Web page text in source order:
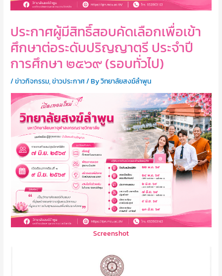
ประกาศผู้มีสิทธิ์สอบคัดเลือกเพื่อเข้า
ศึกษาต่อระดับปริญญาตรี ประจำปี
การศึกษา ๒๕๖๙ (รอบทั่วไป)
/ข่าวกิจกรรม,ข่าวประกาศ/ Byวิทยาลัยสงฆ์ลำพูน
Screenshot